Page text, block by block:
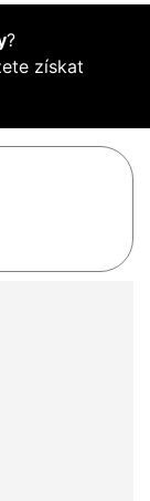
?
získat